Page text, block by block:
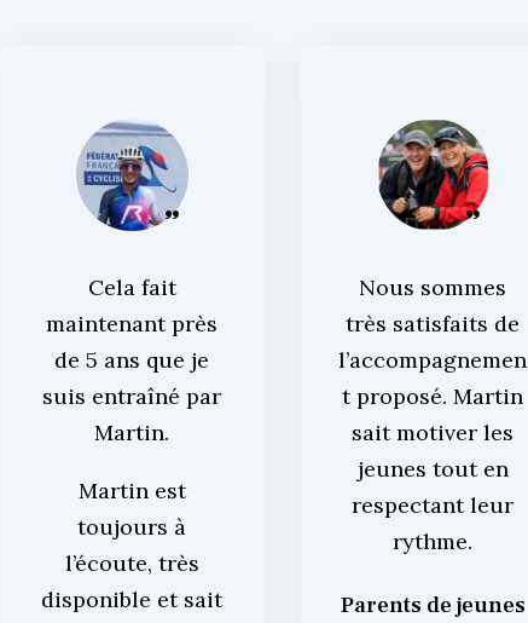
Cela fait
maintenant près
de 5 ans que je
suis entraîné par
Martin.
Martin est
toujours à
l’écoute, très
disponible et sait
Nous sommes
très satisfaits de
l’accompagnemen
t proposé. Martin
sait motiver les
jeunes tout en
respectant leur
rythme.
Parents de jeunes